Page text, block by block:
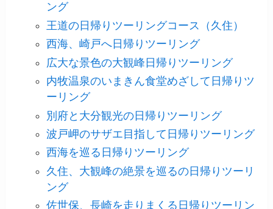
ング
王道の日帰りツーリングコース（久住）
西海、崎戸へ日帰りツーリング
広大な景色の大観峰日帰りツーリング
内牧温泉のいまきん食堂めざして日帰りツ
ーリング
別府と大分観光の日帰りツーリング
波戸岬のサザエ目指して日帰りツーリング
西海を巡る日帰りツーリング
久住、大観峰の絶景を巡るの日帰りツーリ
ング
佐世保、長崎を走りまくる日帰りツーリン